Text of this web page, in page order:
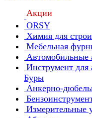
Акции
ORSY
Химия для
Мебельная
Автомобильные
Инструмент для
Буры
Анкерно-
Измерительные